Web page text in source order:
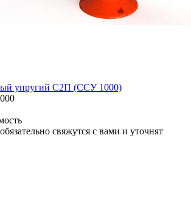
упругий С2П (ССУ 1000)
свяжутся с вами и уточнят